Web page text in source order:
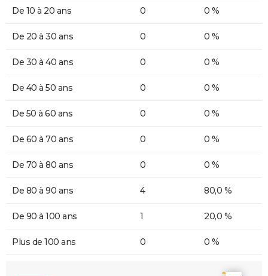
De 10 à 20 ans 0 0 %
De 20 à 30 ans 0 0 %
De 30 à 40 ans 0 0 %
De 40 à 50 ans 0 0 %
De 50 à 60 ans 0 0 %
De 60 à 70 ans 0 0 %
De 70 à 80 ans 0 0 %
De 80 à 90 ans 4 80,0 %
De 90 à 100 ans 1 20,0 %
Plus de 100 ans 0 0 %